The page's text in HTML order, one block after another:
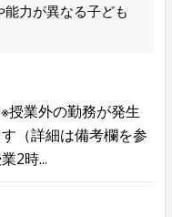
力が異なる子ども
授業外の勤務が発生
（詳細は備考欄を参
2時...